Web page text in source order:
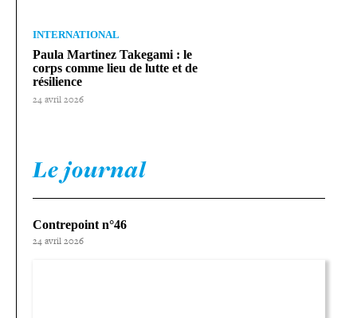
INTERNATIONAL
Paula Martinez Takegami : le
corps comme lieu de lutte et de
résilience
24 avril 2026
Le journal
Contrepoint n°46
24 avril 2026